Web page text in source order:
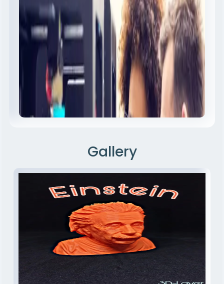
3D Printers Maintenance
صيانة جميع انواع ماكينات الطباعة ثلاثية الأبعاد
Gallery